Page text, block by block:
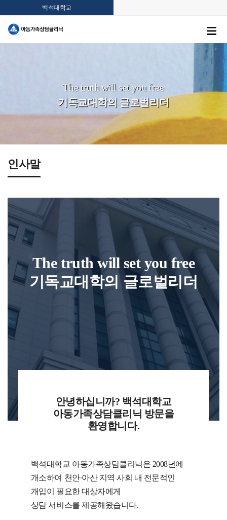
백석대학교
The truth will set you free
기독교대학의 글로벌리더
인사말
The truth will set you free
기독교대학의 글로벌리더
안녕하십니까? 백석대학교
아동가족상담클리닉 방문을
환영합니다.
백석대학교 아동가족상담클리닉은 2008년에
개소하여 천안∙아산 지역 사회 내 전문적인
개입이 필요한 대상자에게
상담 서비스를 제공해왔습니다.